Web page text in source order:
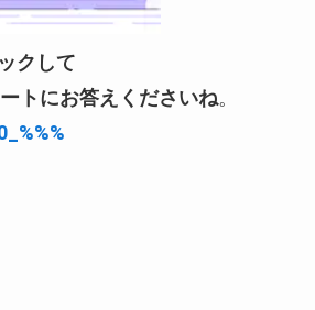
クして
トにお答えくださいね。